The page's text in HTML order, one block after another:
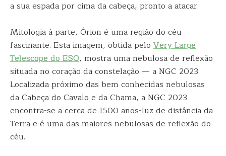
a sua espada por cima da cabeça, pronto a atacar.
Mitologia à parte, Órion é uma região do céu
fascinante. Esta imagem, obtida pelo Very Large
Telescope do ESO, mostra uma nebulosa de reflexão
situada no coração da constelação — a NGC 2023.
Localizada próximo das bem conhecidas nebulosas
da Cabeça do Cavalo e da Chama, a NGC 2023
encontra-se a cerca de 1500 anos-luz de distância da
Terra e é uma das maiores nebulosas de reflexão do
céu.